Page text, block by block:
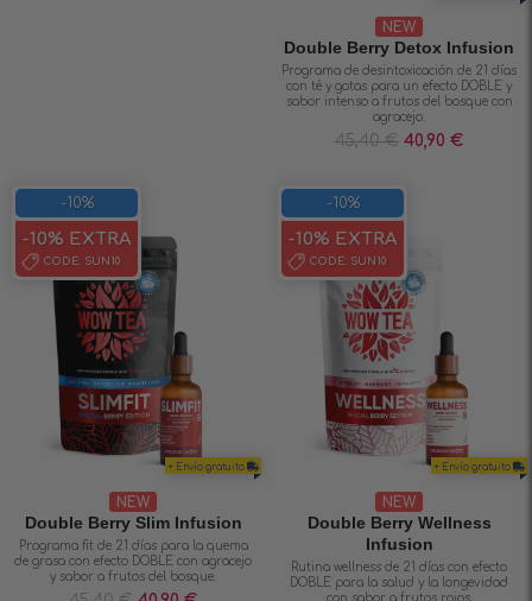
NEW
Double Berry Detox Infusion
Programa de desintoxicación de 21 días
con té y gotas para un efecto DOBLE y
sabor intenso a frutos del bosque con
agracejo.
45,40€ 40,90 €
+ Envío gratuito
-10%
-10% EXTRA
CODE: SUN10
NEW
Double Berry Slim Infusion
Programa fit de 21 días para la quema
de grasa con efecto DOBLE con agracejo
y sabor a frutos del bosque.
+ Envío gratuito
-10%
-10% EXTRA
CODE: SUN10
NEW
Double Berry Wellness
Infusion
Rutina wellness de 21 días con efecto
DOBLE para la salud y la longevidad
con sabor a frutos rojos.